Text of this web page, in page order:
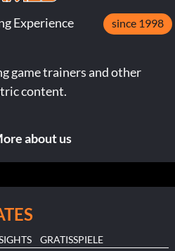
Experience since 1998
game trainers and other
content.
about us
GRATISSPIELE